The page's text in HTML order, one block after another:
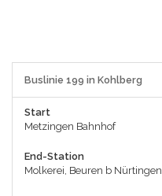
Buslinie 199 in Kohlberg
Start
Metzingen Bahnhof
End-Station
Molkerei, Beuren b Nürtingen